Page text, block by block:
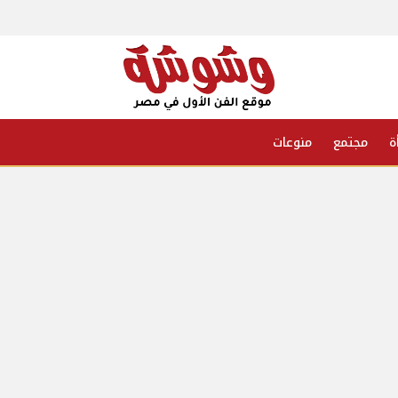
مجتمع منوعات